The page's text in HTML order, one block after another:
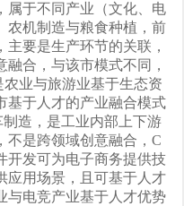
属于不同产业（文化、电
农机制造与粮食种植，前
要是生产环节的关联，
合，与该市模式不同，
业与旅游业基于生态资
基于人才的产业融合模式
造，是工业内部上下游
不是跨领域创意融合，C
开发可为电子商务提供技
应用场景，且可基于人才
与电竞产业基于人才优势